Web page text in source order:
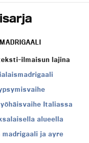
ilmaisun lajina
Italiassa
alueella
madrigaali ja ayre